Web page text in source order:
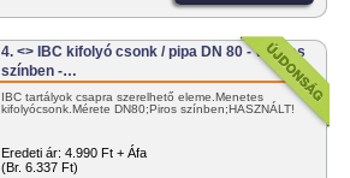
4. <> IBC kifolyó csonk / pipa DN 80 - vegyes
színben -…
IBC tartályok csapra szerelhető eleme.Menetes
kifolyócsonk.Mérete DN80;Piros színben;HASZNÁLT!
Eredeti ár: 4.990 Ft + Áfa
(Br. 6.337 Ft)